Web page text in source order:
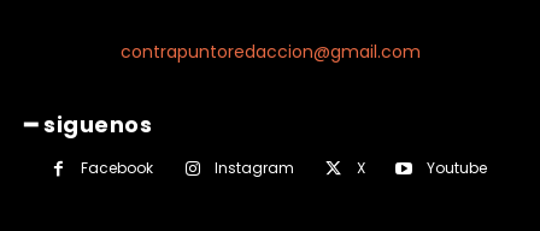
contrapuntoredaccion@gmail.com
━ siguenos
Facebook Instagram X Youtube